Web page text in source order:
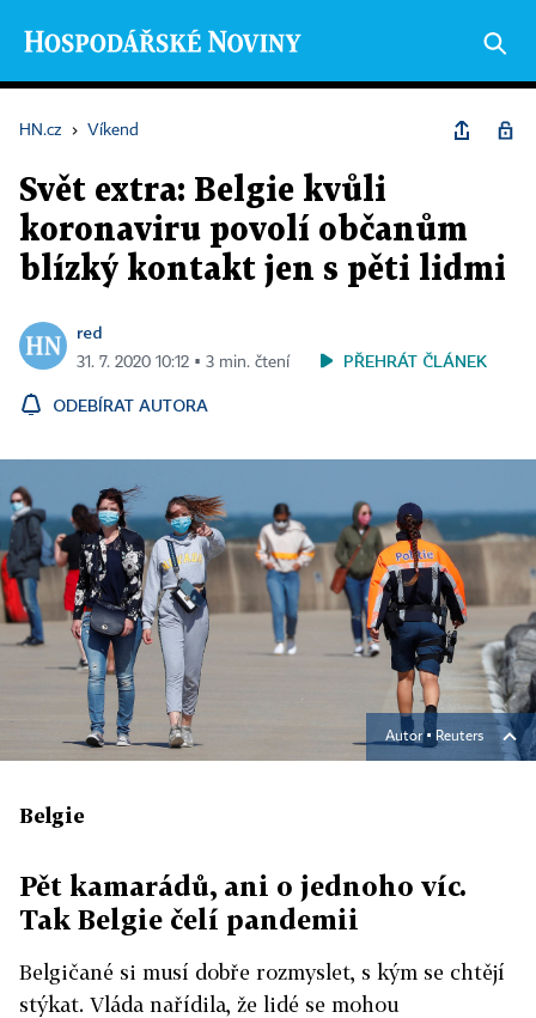
HN.cz › Víkend
Svět extra: Belgie kvůli
koronaviru povolí občanům
blízký kontakt jen s pěti lidmi
red
31. 7. 2020 10:12 ▪ 3 min. čtení PŘEHRÁT ČLÁNEK
ODEBÍRAT AUTORA
Autor ▪ Reuters
Belgie
Pět kamarádů, ani o jednoho víc.
Tak Belgie čelí pandemii
Belgičané si musí dobře rozmyslet, s kým se chtějí
stýkat. Vláda nařídila, že lidé se mohou